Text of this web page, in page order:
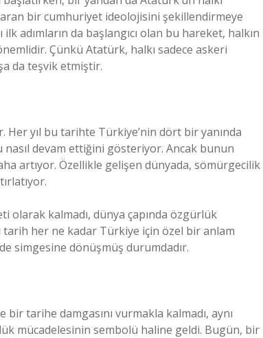
bir cumhuriyet ideolojisini şekillendirmeye
adımların da başlangıcı olan bu hareket, halkın
Çünkü Atatürk, halkı sadece askeri
da teşvik etmiştir.
Her yıl bu tarihte Türkiye’nin dört bir yanında
devam ettiğini gösteriyor. Ancak bunun
artıyor. Özellikle gelişen dünyada, sömürgecilik
olarak kalmadı, dünya çapında özgürlük
tarih her ne kadar Türkiye için özel bir anlam
simgesine dönüşmüş durumdadır.
bir tarihe damgasını vurmakla kalmadı, aynı
mücadelesinin sembolü haline geldi. Bugün, bir